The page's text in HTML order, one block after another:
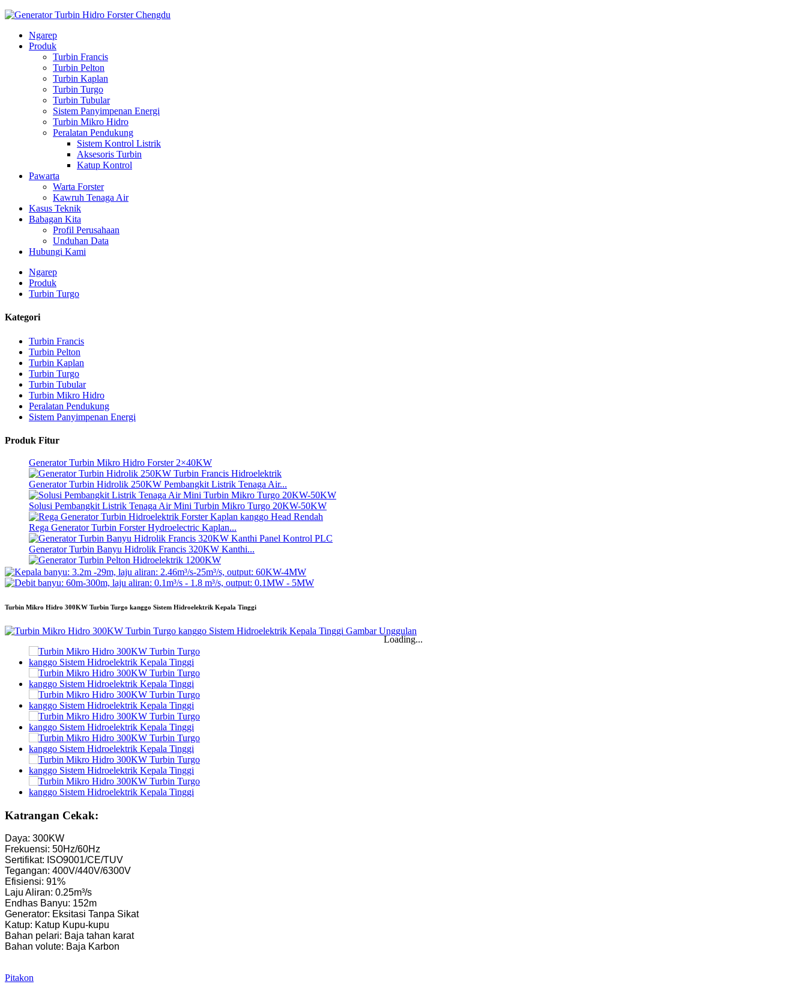
Ngarep
Produk
Turbin Francis
Turbin Pelton
Turbin Kaplan
Turbin Turgo
Turbin Tubular
Sistem Panyimpenan Energi
Turbin Mikro Hidro
Peralatan Pendukung
Sistem Kontrol Listrik
Aksesoris Turbin
Katup Kontrol
Pawarta
Warta Forster
Kawruh Tenaga Air
Kasus Teknik
Babagan Kita
Profil Perusahaan
Unduhan Data
Hubungi Kami
Ngarep
Produk
Turbin Turgo
Kategori
Turbin Francis
Turbin Pelton
Turbin Kaplan
Turbin Turgo
Turbin Tubular
Turbin Mikro Hidro
Peralatan Pendukung
Sistem Panyimpenan Energi
Produk Fitur
Generator Hidroelektrik Energi Alternatif 500KW Fra...
Biaya Konstruksi Sipil Rendah Efisiensi Tinggi Suhu Rendah...
Baterai Lithium-ion Kemasan 20 kaki 250KWh 582KWh...
Mata Pisau Tetap Mikro Hidro 10kW 12kW 15kW 20kW Cilik...
Generator Turbin Mikro Hidro Forster 2×40KW
Generator Turbin Hidrolik 250KW Pembangkit Listrik Tenaga Air...
Solusi Pembangkit Listrik Tenaga Air Mini Turbin Mikro Turgo 20KW-50KW
Rega Generator Turbin Forster Hydroelectric Kaplan...
Generator Turbin Banyu Hidrolik Francis 320KW Kanthi...
Generator Turbin Pelton Hidroelektrik 1200KW
Biaya Konstruksi Sipil Rendah Efisiensi Tinggi Suhu Rendah...
Baterai Lithium-ion Kemasan 20 kaki 250KWh 582KWh...
Mata Pisau Tetap Mikro Hidro 10kW 12kW 15kW 20kW Cilik...
Generator Turbin Mikro Hidro Forster 2×40KW
Turbin Baling-baling Hidrolik 100kW Pembangkit Listrik Turbin Kaplan...
Generator Turbin Kincir Air Pelton 2200kW
Turbin Kaplan Cilik 10KW 12KW 15KW Mikro Tenaga Air...
Produsen Peralatan Hidroelektrik Franchise Hidrolik...
Sistem Tenaga Hidroelektrik Pembangkit Listrik Tenaga Air Turbin Francis...
Solusi Pembangkit Listrik Tenaga Air Mini Turbin Mikro Turgo 20KW-50KW
Rega Generator Turbin Forster Hydroelectric Kaplan...
Generator Turbin Banyu Hidrolik Francis 320KW Kanthi...
Generator Turbin Pelton Hidroelektrik 1200KW
Generator Hidroelektrik Energi Alternatif 500KW Fra...
Baterai Lithium-ion Kemasan 20 kaki 250KWh 582KWh...
Turbin Mikro Hidro 300KW Turbin Turgo kanggo Sistem Hidroelektrik Kepala Tinggi
Loading...
Katrangan Cekak:
Daya: 300KW
Frekuensi: 50Hz/60Hz
Sertifikat: ISO9001/CE/TUV
Tegangan: 400V/440V/6300V
Efisiensi: 91%
Laju Aliran: 0.25m³/s
Endhas Banyu: 152m
Generator: Eksitasi Tanpa Sikat
Katup: Katup Kupu-kupu
Bahan pelari: Baja tahan karat
Bahan volute: Baja Karbon
Pitakon